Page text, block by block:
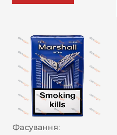
Фасування: